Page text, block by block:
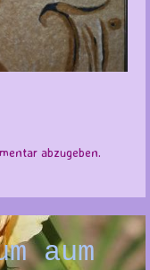
abzugeben.
aum